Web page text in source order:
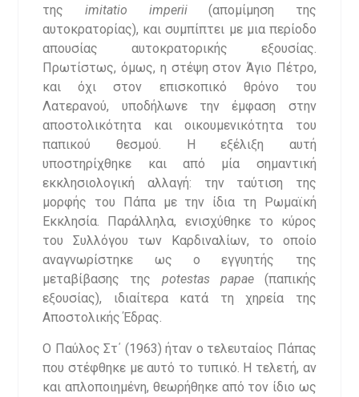
της imitatio imperii(απομίμηση της
αυτοκρατορίας), και συμπίπτει με μια περίοδο
απουσίας αυτοκρατορικής εξουσίας.
Πρωτίστως, όμως, η στέψη στον Άγιο Πέτρο,
και όχι στον επισκοπικό θρόνο του
Λατερανού, υποδήλωνε την έμφαση στην
αποστολικότητα και οικουμενικότητα του
παπικού θεσμού. Η εξέλιξη αυτή
υποστηρίχθηκε και από μία σημαντική
εκκλησιολογική αλλαγή: την ταύτιση της
μορφής του Πάπα με την ίδια τη Ρωμαϊκή
Εκκλησία. Παράλληλα, ενισχύθηκε το κύρος
του Συλλόγου των Καρδιναλίων, το οποίο
αναγνωρίστηκε ως ο εγγυητής της
μεταβίβασης της potestas papae(παπικής
εξουσίας), ιδιαίτερα κατά τη χηρεία της
Αποστολικής Έδρας.
Ο Παύλος Στ΄ (1963) ήταν ο τελευταίος Πάπας
που στέφθηκε με αυτό το τυπικό. Η τελετή, αν
και απλοποιημένη, θεωρήθηκε από τον ίδιο ως